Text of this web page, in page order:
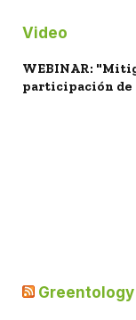
Video
WEBINAR:
participación de